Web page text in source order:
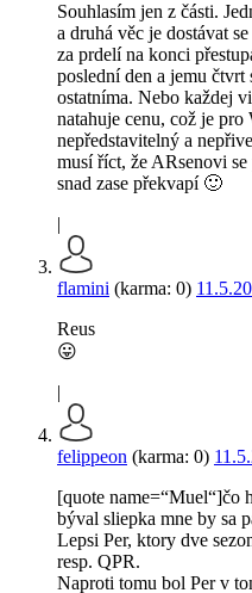
Souhlasím jen z části.
a druhá věc je dostávat
za prdelí na konci
poslední den a jemu čtvrt
ostatníma. Nebo každej
natahuje cenu, což je
nepředstavitelný a
musí říct, že ARsenovi
snad zase překvapí 🙂
|
flamini (karma: 0)
Reus
😛
|
felippeon (karma: 0)
[quote name=“Muel“]čo
býval sliepka mne by sa
Lepsi Per, ktory dve
resp. QPR.
Naproti tomu bol Per v